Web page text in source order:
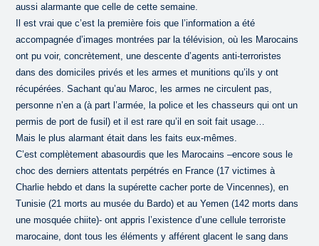
aussi alarmante que celle de cette semaine.
Il est vrai que c’est la première fois que l’information a été
accompagnée d’images montrées par la télévision, où les Marocains
ont pu voir, concrètement, une descente d’agents anti-terroristes
dans des domiciles privés et les armes et munitions qu’ils y ont
récupérées. Sachant qu’au Maroc, les armes ne circulent pas,
personne n’en a (à part l’armée, la police et les chasseurs qui ont un
permis de port de fusil) et il est rare qu’il en soit fait usage…
Mais le plus alarmant était dans les faits eux-mêmes.
C’est complètement abasourdis que les Marocains –encore sous le
choc des derniers attentats perpétrés en France (17 victimes à
Charlie hebdo et dans la supérette cacher porte de Vincennes), en
Tunisie (21 morts au musée du Bardo) et au Yemen (142 morts dans
une mosquée chiite)- ont appris l’existence d’une cellule terroriste
marocaine, dont tous les éléments y afférent glacent le sang dans